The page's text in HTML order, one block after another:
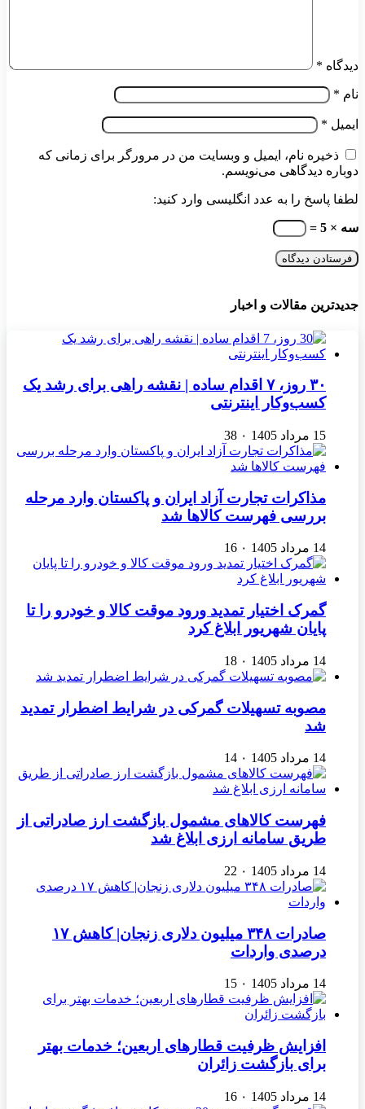
دیدگاه *
نام *
ایمیل *
ذخیره نام، ایمیل و وبسایت من در مرورگر برای زمانی که
دوباره دیدگاهی می‌نویسم.
لطفا پاسخ را به عدد انگلیسی وارد کنید:
سه × 5 =
جدیدترین مقالات و اخبار
۳۰ روز، ۷ اقدام ساده | نقشه راهی برای رشد یک
کسب‌وکار اینترنتی
15 مرداد 1405 ۰ 38
مذاکرات تجارت آزاد ایران و پاکستان وارد مرحله
بررسی فهرست کالاها شد
14 مرداد 1405 ۰ 16
گمرک اختیار تمدید ورود موقت کالا و خودرو را تا
پایان شهریور ابلاغ کرد
14 مرداد 1405 ۰ 18
مصوبه تسهیلات گمرکی در شرایط اضطرار تمدید
شد
14 مرداد 1405 ۰ 14
فهرست کالاهای مشمول بازگشت ارز صادراتی از
طریق سامانه ارزی ابلاغ شد
14 مرداد 1405 ۰ 22
صادرات ۳۴۸ میلیون دلاری زنجان| ‌کاهش ۱۷
درصدی واردات
14 مرداد 1405 ۰ 15
افزایش ظرفیت قطارهای اربعین؛ خدمات بهتر
برای بازگشت زائران
14 مرداد 1405 ۰ 16